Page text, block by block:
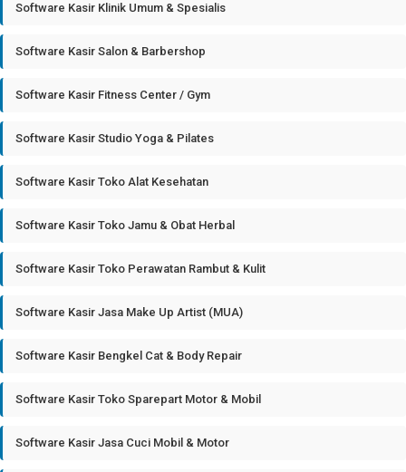
Software Kasir Klinik Umum & Spesialis
Software Kasir Salon & Barbershop
Software Kasir Fitness Center / Gym
Software Kasir Studio Yoga & Pilates
Software Kasir Toko Alat Kesehatan
Software Kasir Toko Jamu & Obat Herbal
Software Kasir Toko Perawatan Rambut & Kulit
Software Kasir Jasa Make Up Artist (MUA)
Software Kasir Bengkel Cat & Body Repair
Software Kasir Toko Sparepart Motor & Mobil
Software Kasir Jasa Cuci Mobil & Motor